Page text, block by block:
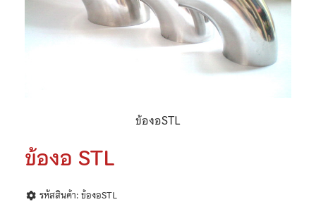
ข้องอSTL
ข้องอ STL
รหัสสินค้า: ข้องอSTL